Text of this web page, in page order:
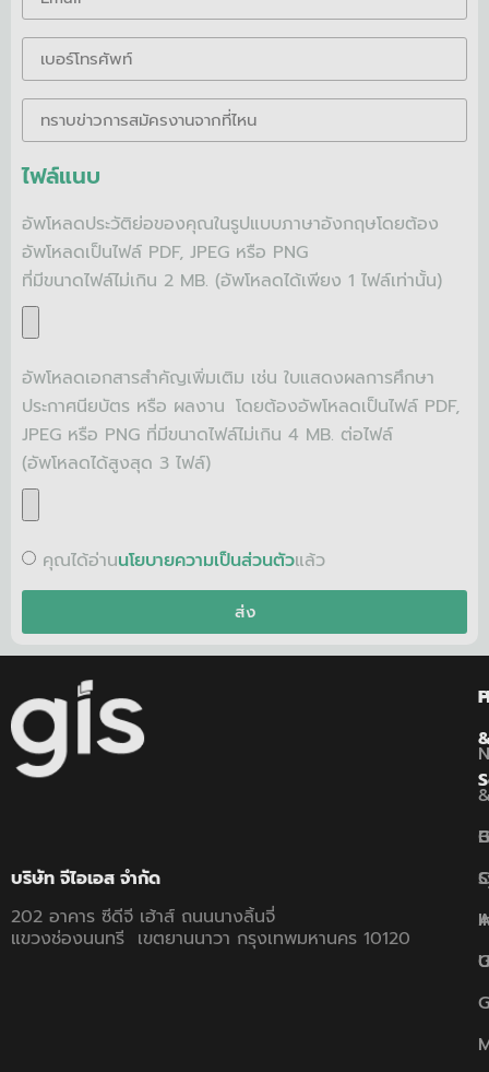
ไฟล์แนบ
อัพโหลดประวัติย่อของคุณในรูปแบบภาษาอังกฤษโดยต้อง
อัพโหลดเป็นไฟล์ PDF, JPEG หรือ PNG
ที่มีขนาดไฟล์ไม่เกิน 2 MB. (อัพโหลดได้เพียง 1 ไฟล์เท่านั้น)
อัพโหลดเอกสารสำคัญเพิ่มเติม เช่น ใบแสดงผลการศึกษา
ประกาศนียบัตร หรือ ผลงาน โดยต้องอัพโหลดเป็นไฟล์ PDF,
JPEG หรือ PNG ที่มีขนาดไฟล์ไม่เกิน 4 MB. ต่อไฟล์
(อัพโหลดได้สูงสุด 3 ไฟล์)
คุณได้อ่านนโยบายความเป็นส่วนตัวแล้ว
ส่ง
บริษัท จีไอเอส จำกัด
202 อาคาร ซีดีจี เฮ้าส์ ถนนนางลิ้นจี่
แขวงช่องนนทรี เขตยานนาวา กรุงเทพมหานคร 10120